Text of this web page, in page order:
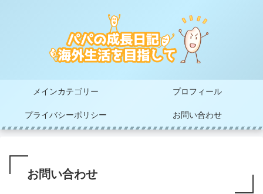
メインカテゴリー プロフィール
プライバシーポリシー お問い合わせ
お問い合わせ